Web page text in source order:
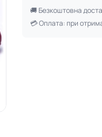
🚚 Безкоштовна
💳 Оплата: при